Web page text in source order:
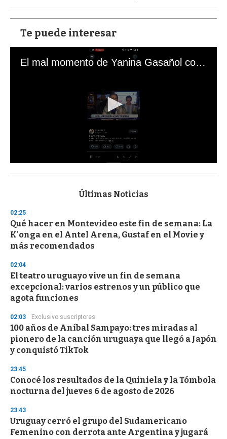
Te puede interesar
El mal momento de Yanina Gasañol con un hincha argentino en "Subrayado"
s
d
s
o
f
3
s
e
c
o
n
Últimas Noticias
02:25
Qué hacer en Montevideo este fin de semana: La
K'onga en el Antel Arena, Gustaf en el Movie y
más recomendados
02:04
El teatro uruguayo vive un fin de semana
excepcional: varios estrenos y un público que
agota funciones
02:03 Exclusivo suscriptores
100 años de Aníbal Sampayo: tres miradas al
pionero de la canción uruguaya que llegó a Japón
y conquistó TikTok
23:45
Conocé los resultados de la Quiniela y la Tómbola
nocturna del jueves 6 de agosto de 2026
23:43
Uruguay cerró el grupo del Sudamericano
Femenino con derrota ante Argentina y jugará